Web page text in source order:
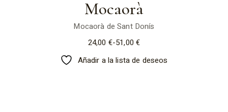
Mocaorà
Mocaorà de Sant Donís
24,00 €-51,00 €
Rango
precios:
Añadir a la lista de deseos